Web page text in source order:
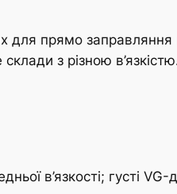
для прямо заправляння
з різною
в’язкості; густі